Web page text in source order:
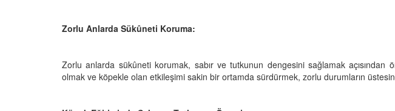
Zorlu Anlarda Sükûneti Koruma:
Zorlu anlarda sükûneti korumak, sabır ve tutkunun dengesini sağlamak açısından
olmak ve köpekle olan etkileşimi sakin bir ortamda sürdürmek, zorlu durumların